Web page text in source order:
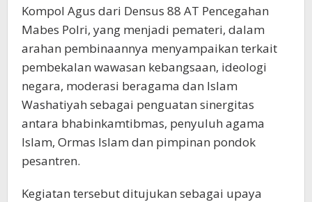
Kompol Agus dari Densus 88 AT Pencegahan
Mabes Polri, yang menjadi pemateri, dalam
arahan pembinaannya menyampaikan terkait
pembekalan wawasan kebangsaan, ideologi
negara, moderasi beragama dan Islam
Washatiyah sebagai penguatan sinergitas
antara bhabinkamtibmas, penyuluh agama
Islam, Ormas Islam dan pimpinan pondok
pesantren.
Kegiatan tersebut ditujukan sebagai upaya